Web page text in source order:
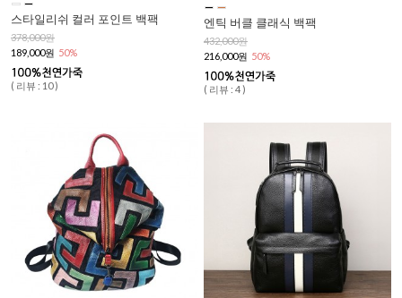
스타일리쉬 컬러 포인트 백팩
378,000원
189,000원 50%
( 리뷰 : 10 )
엔틱 버클 클래식 백팩
432,000원
216,000원 50%
( 리뷰 : 4 )